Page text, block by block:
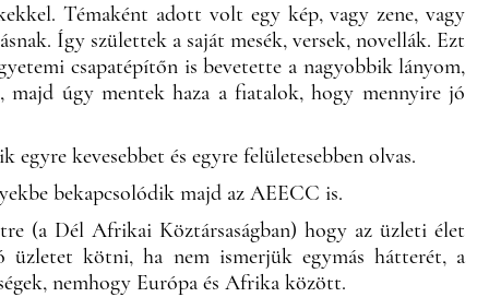
Témaként adott volt egy kép, vagy zene, vagy
Így születtek a saját mesék, versek, novellák. Ezt
csapatépítőn is bevetette a nagyobbik lányom,
majd úgy mentek haza a fiatalok, hogy mennyire jó
kevesebbet és egyre felületesebben olvas.
bekapcsolódik majd az AEECC is.
(a Dél Afrikai Köztársaságban) hogy az üzleti élet
üzletet kötni, ha nem ismerjük egymás hátterét, a
nemhogy Európa és Afrika között.